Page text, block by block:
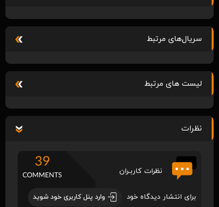
سریال‌های مرتبط
لیست های مرتبط
نظرات
نظرات کاربـران
39
COMMENTS
برای انتشار دیدگاه خود وارد پنل کاربری خود شوید